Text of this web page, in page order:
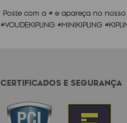
Poste com a # e apareça no nosso
#VOUDEKIPLING #MINIKIPLING
CERTIFICADOS E SEGURANÇA